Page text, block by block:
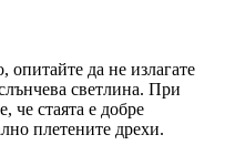
опитайте да не излагате
светлина. При
че стаята е добре
плетените дрехи.